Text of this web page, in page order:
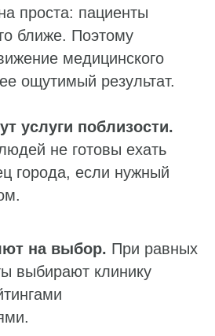
проста: пациенты
ближе. Поэтому
медицинского
ощутимый результат.
услуги поблизости.
не готовы ехать
города, если нужный
на выбор. При равных
выбирают клинику